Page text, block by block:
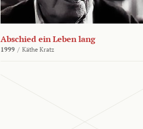
Abschied ein Leben lang
1999 / Käthe Kratz